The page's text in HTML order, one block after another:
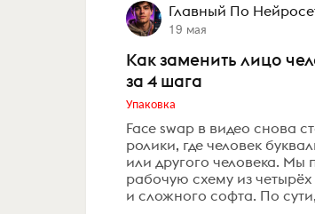
Главный По
19 мая
Как заменить лицо
за 4 шага
Упаковка
Face swap в видео снова
ролики, где человек
или другого человека. Мы
рабочую схему из
и сложного софта. По